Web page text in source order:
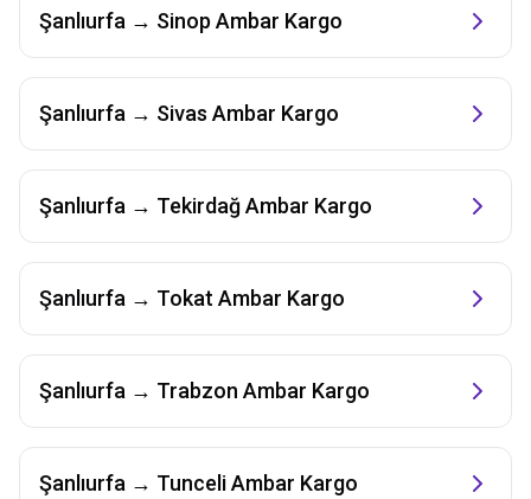
Şanlıurfa → Sinop Ambar Kargo
Şanlıurfa → Sivas Ambar Kargo
Şanlıurfa → TekirdağAmbar Kargo
Şanlıurfa → Tokat Ambar Kargo
Şanlıurfa → Trabzon Ambar Kargo
Şanlıurfa → TunceliAmbar Kargo